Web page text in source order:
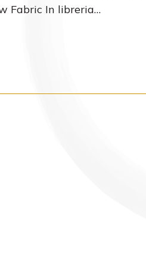
Fabric In libreria…